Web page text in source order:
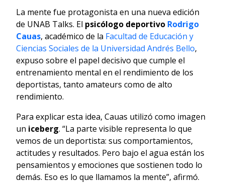
La mente fue protagonista en una nueva edición
de UNAB Talks. El psicólogo deportivo Rodrigo
Cauas, académico de la Facultad de Educación y
Ciencias Sociales de la Universidad Andrés Bello,
expuso sobre el papel decisivo que cumple el
entrenamiento mental en el rendimiento de los
deportistas, tanto amateurs como de alto
rendimiento.
Para explicar esta idea, Cauas utilizó como imagen
un iceberg. “La parte visible representa lo que
vemos de un deportista: sus comportamientos,
actitudes y resultados. Pero bajo el agua están los
pensamientos y emociones que sostienen todo lo
demás. Eso es lo que llamamos la mente”, afirmó.